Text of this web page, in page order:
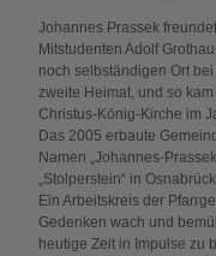
Johannes Prassek
Mitstudenten Adolf
noch selbständigen Ort
zweite Heimat, und so
Christus-König-Kirche im
Das 2005 erbaute
Namen „Johannes-
„Stolperstein“ in
Ein Arbeitskreis der
Gedenken wach und
heutige Zeit in Impulse zu